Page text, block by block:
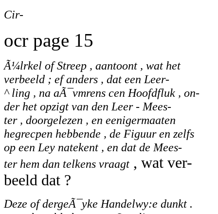
Cir-
ocr page 15
Ã¼lrkel of Streep , aantoont , wat het
verbeeld ; ef anders , dat een Leer-
^ ling , na aÃ¯vmrens cen Hoofdfluk , on-
der het opzigt van den Leer - Mees-
ter , doorgelezen , en eenigermaaten
hegrecpen hebbende , de Figuur en zelfs
op een Ley natekent , en dat de Mees-
ter hem dan telkens vraagt , wat ver-
beeld dat ?
Deze of dergeÃ¯yke Handelwy:e dunkt .